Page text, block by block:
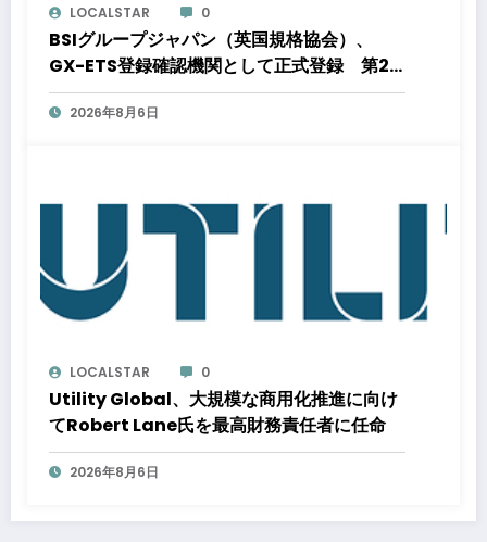
LOCALSTAR 0
BSIグループジャパン（英国規格協会）、
GX-ETS登録確認機関として正式登録 第2
フェーズ開始で制度対応が義務化、企業の対
応はどう変わるのか？ 法的拘束力をもつ
2026年8月6日
LOCALSTAR 0
Utility Global、大規模な商用化推進に向け
てRobert Lane氏を最高財務責任者に任命
2026年8月6日